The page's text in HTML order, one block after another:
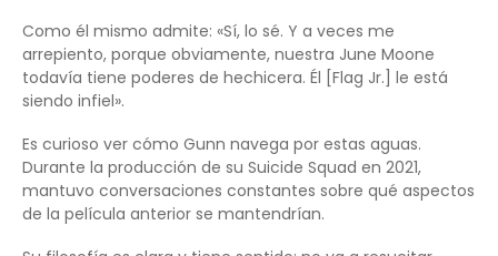
Como él mismo admite: «Sí, lo sé. Y a veces me
arrepiento, porque obviamente, nuestra June Moone
todavía tiene poderes de hechicera. Él [Flag Jr.] le está
siendo infiel».
Es curioso ver cómo Gunn navega por estas aguas.
Durante la producción de su Suicide Squad en 2021,
mantuvo conversaciones constantes sobre qué aspectos
de la película anterior se mantendrían.